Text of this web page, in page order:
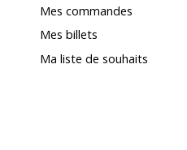
Mes commandes
Mes billets
Ma liste de souhaits